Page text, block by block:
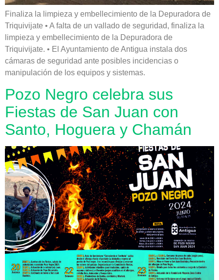
Finaliza la limpieza y embellecimiento de la Depuradora de
Triquivijate • A falta de un vallado de seguridad, finaliza la
limpieza y embellecimiento de la Depuradora de
Triquivijate. • El Ayuntamiento de Antigua instala dos
cámaras de seguridad ante posibles incidencias o
manipulación de los equipos y sistemas.
Pozo Negro celebra sus
Fiestas de San Juan con
Santo, Hoguera y Chamán